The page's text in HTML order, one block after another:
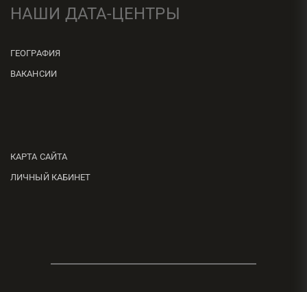
НАШИ ДАТА-ЦЕНТРЫ
ГЕОГРАФИЯ
ВАКАНСИИ
КАРТА САЙТА
ЛИЧНЫЙ КАБИНЕТ